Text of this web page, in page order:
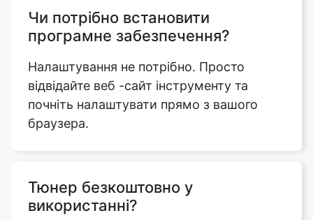
Чи потрібно встановити
програмне забезпечення?
Налаштування не потрібно. Просто
відвідайте веб -сайт інструменту та
почніть налаштувати прямо з вашого
браузера.
Тюнер безкоштовно у
використанні?